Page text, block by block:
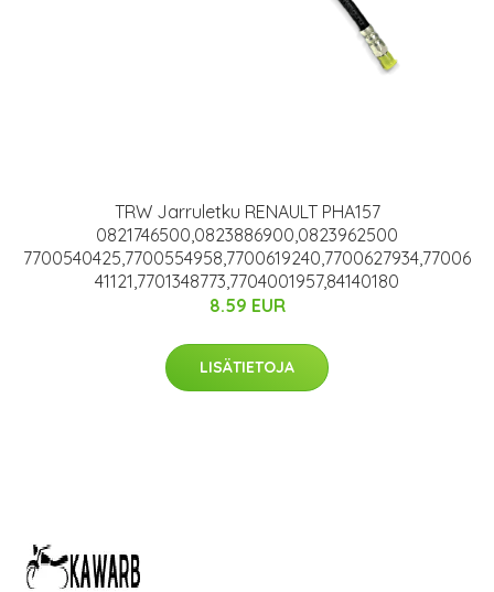
TRW Jarruletku RENAULT PHA157
0821746500,0823886900,0823962500
7700540425,7700554958,7700619240,7700627934,77006
41121,7701348773,7704001957,84140180
8.59 EUR
LISÄTIETOJA